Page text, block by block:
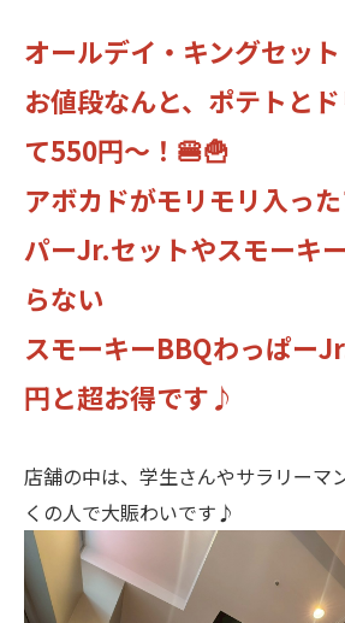
オールデイ・キングセット
お値段なんと、ポテトと
て550円～！🍔🍟
アボカドがモリモリ入っ
パーJr.セットやスモーキ
らない
スモーキーBBQわっぱー
円と超お得です♪
店舗の中は、学生さんやサラリーマ
くの人で大賑わいです♪